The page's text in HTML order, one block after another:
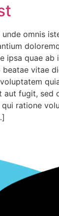
omnis
ipsa quae
vitae
aut fugit, sed
ratione